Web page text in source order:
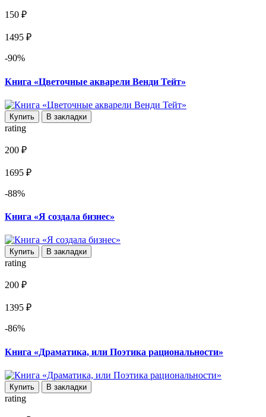
150 ₽
1495 ₽
-90%
Книга «Цветочные акварели Венди Тейт»
Купить В закладки
rating
200 ₽
1695 ₽
-88%
Книга «Я создала бизнес»
Купить В закладки
rating
200 ₽
1395 ₽
-86%
Книга «Драматика, или Поэтика рациональности»
Купить В закладки
rating